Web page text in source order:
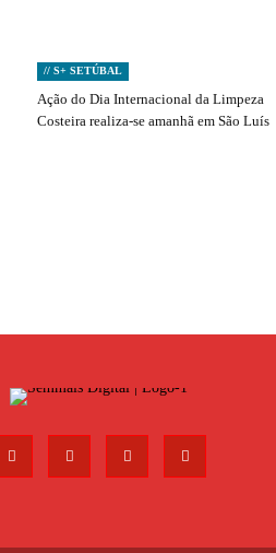
// S+ SETÚBAL
Ação do Dia Internacional da Limpeza
Costeira realiza-se amanhã em São Luís